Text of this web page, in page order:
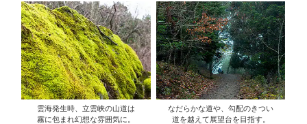
雲海発生時、立雲峡の山道は
霧に包まれ幻想な雰囲気に。
なだらかな道や、勾配のきつい
道を越えて展望台を目指す。